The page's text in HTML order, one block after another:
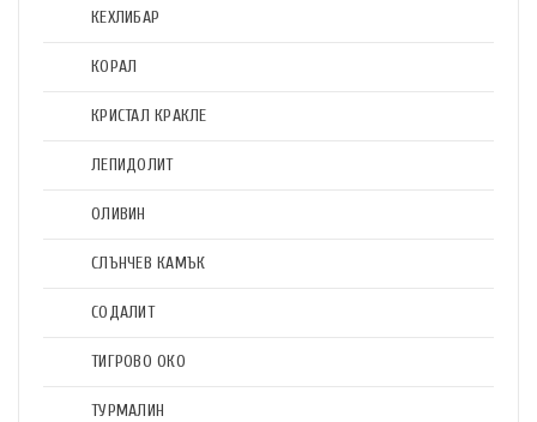
КЕХЛИБАР
КОРАЛ
КРИСТАЛ КРАКЛЕ
ЛЕПИДОЛИТ
ОЛИВИН
СЛЪНЧЕВ КАМЪК
СОДАЛИТ
ТИГРОВО ОКО
ТУРМАЛИН